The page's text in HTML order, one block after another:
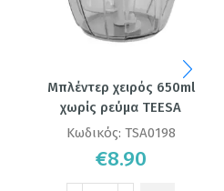
Μπλέντερ χειρός 650ml
χωρίς ρεύμα TEESA
Κωδικός: TSA0198
€8.90